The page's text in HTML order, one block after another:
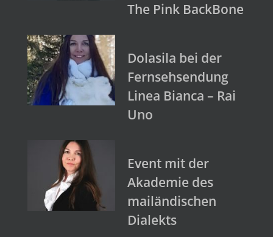
The Pink BackBone
Dolasila bei der
Fernsehsendung
Linea Bianca – Rai
Uno
Event mit der
Akademie des
mailändischen
Dialekts